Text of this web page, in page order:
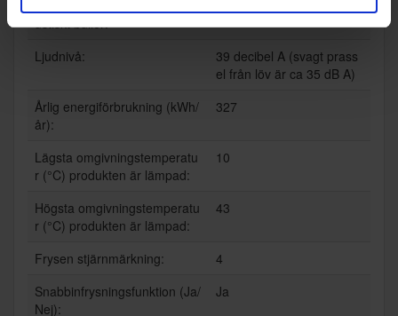
ustiskt buller:
Ljudnivå:
39 decibel A (svagt prass
el från löv är ca 35 dB A)
Årlig energiförbrukning (kWh/
år):
327
Lägsta omgivningstemperatu
r (°C) produkten är lämpad:
10
Högsta omgivningstemperatu
r (°C) produkten är lämpad:
43
Frysen stjärnmärkning:
4
Snabbinfrysningsfunktion (Ja/
Nej):
Ja